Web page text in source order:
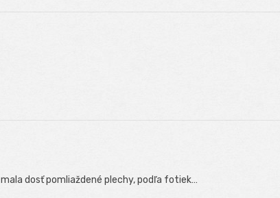
dosť pomliaždené plechy, podľa fotiek…